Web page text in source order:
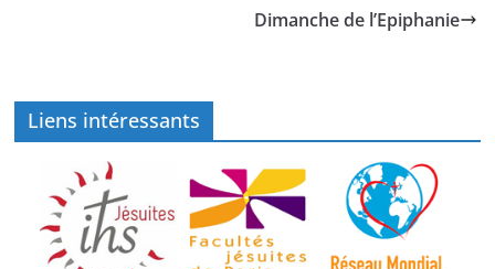
Dimanche de l’Epiphanie
Liens intéressants